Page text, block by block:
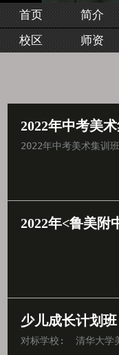
首页 简介
校区
师资
2022年中考美术集训班
少儿成长计划班
对标学校:  清华大学